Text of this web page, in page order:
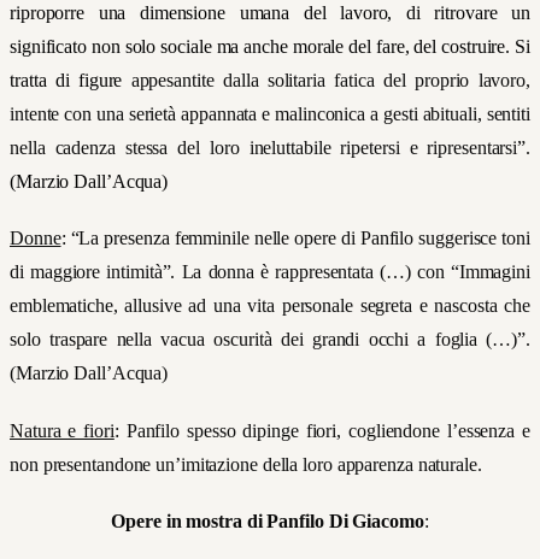
riproporre una dimensione umana del lavoro, di ritrovare un
significato non solo sociale ma anche morale del fare, del costruire. Si
tratta di figure appesantite dalla solitaria fatica del proprio lavoro,
intente con una serietà appannata e malinconica a gesti abituali, sentiti
nella cadenza stessa del loro ineluttabile ripetersi e ripresentarsi”.
(Marzio Dall’Acqua)
Donne: “La presenza femminile nelle opere di Panfilo suggerisce toni
di maggiore intimità”. La donna è rappresentata (…) con “Immagini
emblematiche, allusive ad una vita personale segreta e nascosta che
solo traspare nella vacua oscurità dei grandi occhi a foglia (…)”.
(Marzio Dall’Acqua)
Natura e fiori: Panfilo spesso dipinge fiori, cogliendone l’essenza e
non presentandone un’imitazione della loro apparenza naturale.
Opere in mostra di Panfilo Di Giacomo: